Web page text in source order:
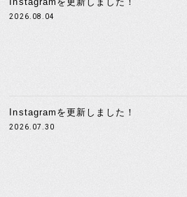
2026.08.04
Instagramを更新しました！
2026.07.30